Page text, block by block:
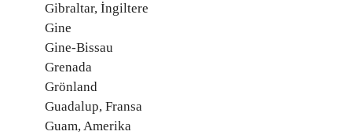
Gibraltar, İngiltere
Gine
Gine-Bissau
Grenada
Grönland
Guadalup, Fransa
Guam, Amerika